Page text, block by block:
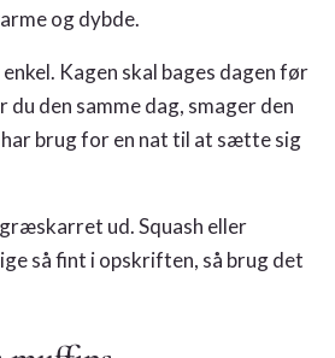
og dybde.
Kagen skal bages dagen før
du den samme dag, smager den
brug for en nat til at sætte sig
ud. Squash eller
så fint i opskriften, så brug det